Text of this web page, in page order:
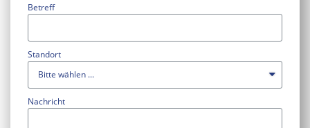
Betreff
Standort
Nachricht